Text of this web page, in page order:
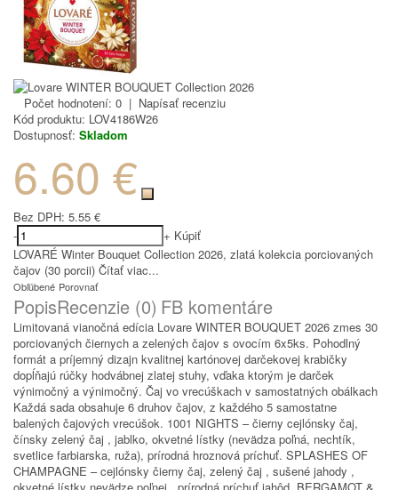
Počet hodnotení: 0 | Napísať recenziu
Kód produktu: LOV4186W26
Dostupnosť: Skladom
6.60 €
Bez DPH: 5.55 €
-
+ Kúpiť
LOVARÉ Winter Bouquet Collection 2026, zlatá kolekcia porciovaných
čajov (30 porcii) Čítať viac...
Obľúbené Porovnať
PopisRecenzie (0) FB komentáre
Limitovaná vianočná edícia Lovare WINTER BOUQUET 2026 zmes 30
porciovaných čiernych a zelených čajov s ovocím 6x5ks. Pohodlný
formát a príjemný dizajn kvalitnej kartónovej darčekovej krabičky
dopĺňajú rúčky hodvábnej zlatej stuhy, vďaka ktorým je darček
výnimočný a výnimočný. Čaj vo vrecúškach v samostatných obálkach
Každá sada obsahuje 6 druhov čajov, z každého 5 samostatne
balených čajových vrecúšok. 1001 NIGHTS – čierny cejlónsky čaj,
čínsky zelený čaj , jablko, okvetné lístky (nevädza poľná, nechtík,
svetlice farbiarska, ruža), prírodná hroznová príchuť. SPLASHES OF
CHAMPAGNE – cejlónsky čierny čaj, zelený čaj , sušené jahody ,